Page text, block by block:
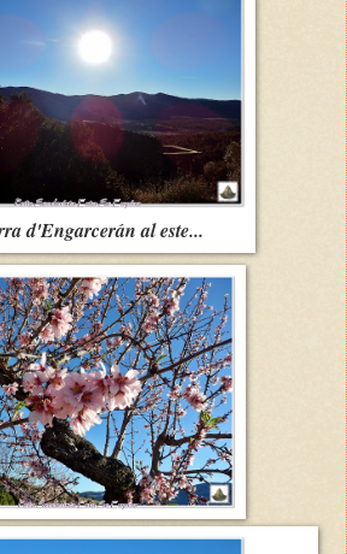
d'Engarcerán al este...